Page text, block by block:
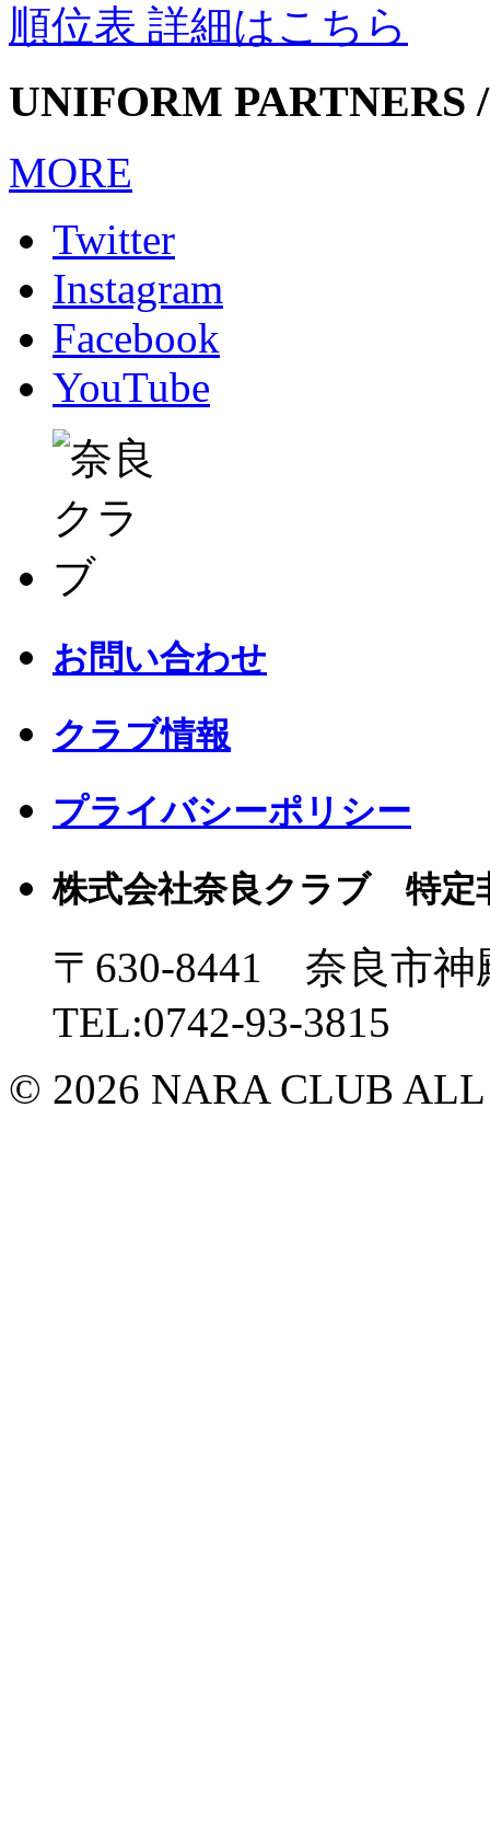
順位表 詳細はこちら
UNIFORM PARTNERS
MORE
Twitter
Instagram
Facebook
YouTube
お問い合わせ
クラブ情報
プライバシーポリシー
株式会社奈良クラブ 特定
〒630-8441 奈良市
TEL:0742-93-3815
© 2026 NARA CLUB ALL